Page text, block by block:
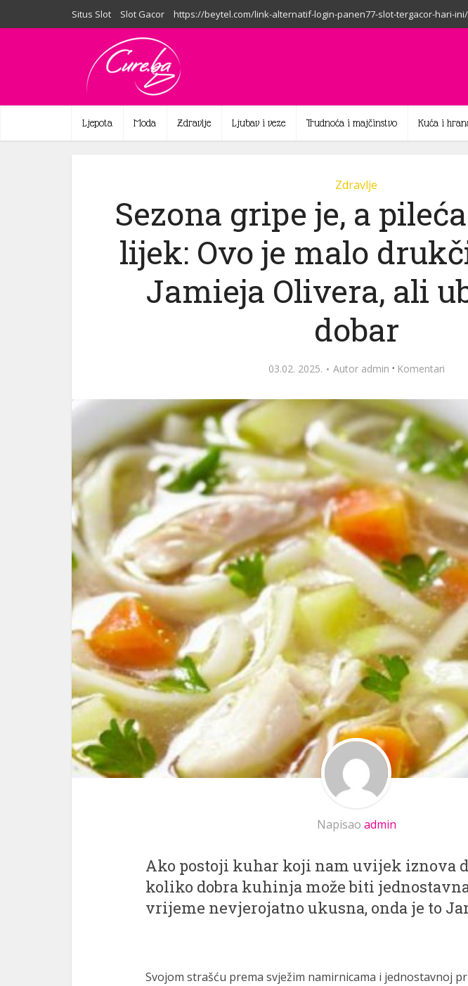
Situs Slot Slot Gacor https://beytel.com/link-alternatif-login-panen77-slot-tergacor-hari-ini/
Ljepota Moda Zdravlje Ljubav i veze Trudnoća i majčinstvo Kuća i
Zdravlje
Sezona gripe je, a
lijek: Ovo je malo
Jamieja Olivera, ali
dobar
03.02. 2025. Autor admin · Komentari
Napisao admin
Ako postoji kuhar koji nam uvijek iznova
koliko dobra kuhinja može biti
vrijeme nevjerojatno ukusna, onda je to
Svojom strašću prema svježim namirnicama i jednostavnoj